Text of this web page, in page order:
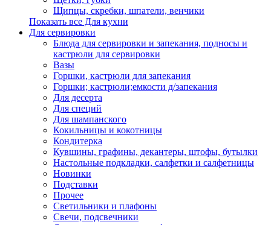
Щипцы, скребки, шпатели, венчики
Показать все Для кухни
Для сервировки
Блюда для сервировки и запекания, подносы и
кастрюли для сервировки
Вазы
Горшки, кастрюли для запекания
Горшки; кастрюли;емкости д/запекания
Для десерта
Для специй
Для шампанского
Кокильницы и кокотницы
Кондитерка
Кувшины, графины, декантеры, штофы, бутылки
Настольные подкладки, салфетки и салфетницы
Новинки
Подставки
Прочее
Светильники и плафоны
Свечи, подсвечники